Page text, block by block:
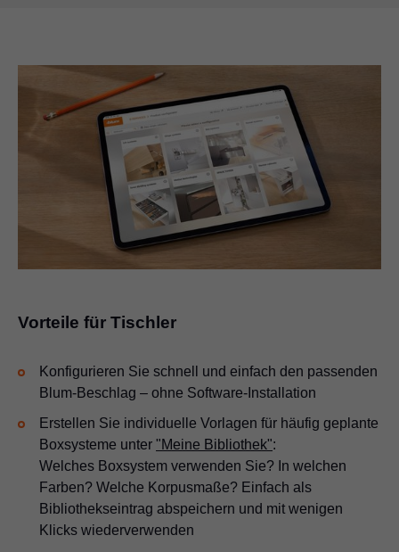
Vorteile für Tischler
Konfigurieren Sie schnell und einfach den passenden
Blum-Beschlag – ohne Software-Installation
Erstellen Sie individuelle Vorlagen für häufig geplante
Boxsysteme unter "Meine Bibliothek":
Welches Boxsystem verwenden Sie? In welchen
Farben? Welche Korpusmaße? Einfach als
Bibliothekseintrag abspeichern und mit wenigen
Klicks wiederverwenden